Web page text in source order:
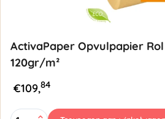
ActivaPaper Opvulpapier
120gr/m²
€109,84
ActivaPaper